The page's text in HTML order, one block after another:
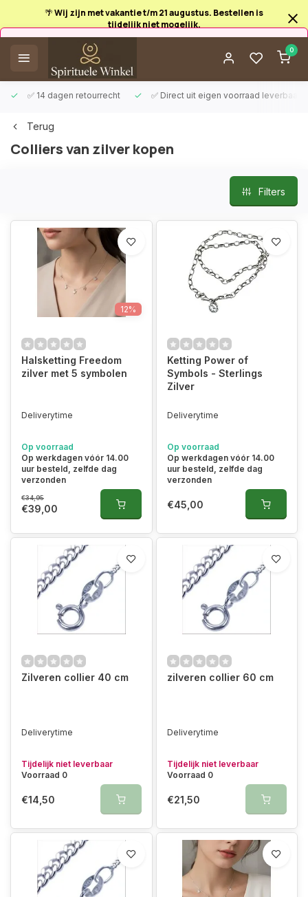
🌴 Wij zijn met vakantie t/m 21 augustus. Bestellen is
tijdelijk niet mogelijk.
0
✅ 14 dagen retourrecht ✅ Direct uit eigen voorraad leverbaar
Afrekenen is uitgeschakeld.
Terug
Colliers van zilver kopen
Filters
12%
Halsketting Freedom
zilver met 5 symbolen
Deliverytime
Op voorraad
Op werkdagen vóór 14.00
uur besteld, zelfde dag
verzonden
€34,95
€39,00
Ketting Power of
Symbols - Sterlings
Zilver
Deliverytime
Op voorraad
Op werkdagen vóór 14.00
uur besteld, zelfde dag
verzonden
€45,00
Zilveren collier 40 cm
Deliverytime
Tijdelijk niet leverbaar
Voorraad 0
€14,50
zilveren collier 60 cm
Deliverytime
Tijdelijk niet leverbaar
Voorraad 0
€21,50